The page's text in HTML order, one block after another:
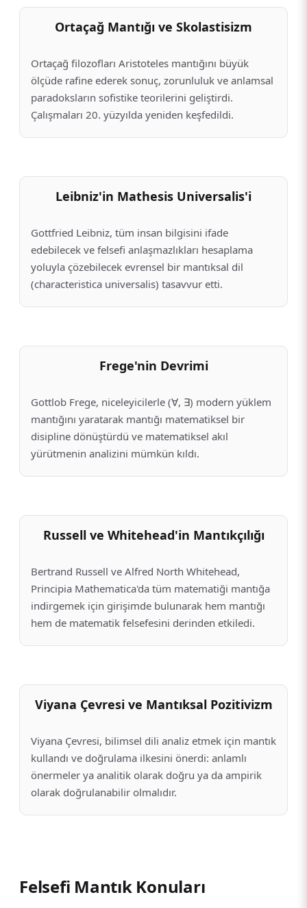
Ortaçağ Mantığı ve Skolastisizm
Ortaçağ filozofları Aristoteles mantığını büyük
ölçüde rafine ederek sonuç, zorunluluk ve anlamsal
paradoksların sofistike teorilerini geliştirdi.
Çalışmaları 20. yüzyılda yeniden keşfedildi.
Leibniz'in Mathesis Universalis'i
Gottfried Leibniz, tüm insan bilgisini ifade
edebilecek ve felsefi anlaşmazlıkları hesaplama
yoluyla çözebilecek evrensel bir mantıksal dil
(characteristica universalis) tasavvur etti.
Frege'nin Devrimi
Gottlob Frege, niceleyicilerle (∀, ∃) modern yüklem
mantığını yaratarak mantığı matematiksel bir
disipline dönüştürdü ve matematiksel akıl
yürütmenin analizini mümkün kıldı.
Russell ve Whitehead'in Mantıkçılığı
Bertrand Russell ve Alfred North Whitehead,
Principia Mathematica'da tüm matematiği mantığa
indirgemek için girişimde bulunarak hem mantığı
hem de matematik felsefesini derinden etkiledi.
Viyana Çevresi ve Mantıksal Pozitivizm
Viyana Çevresi, bilimsel dili analiz etmek için mantık
kullandı ve doğrulama ilkesini önerdi: anlamlı
önermeler ya analitik olarak doğru ya da ampirik
olarak doğrulanabilir olmalıdır.
Felsefi Mantık Konuları